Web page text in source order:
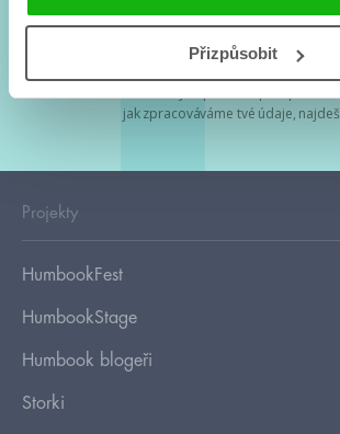
Přizpůsobit
Tvá e-mailová adresa je u nás v bezpečí. Přečti si
jak zpracováváme tvé údaje, najdeš
Projekty
HumbookFest
HumbookStage
Humbook blogeři
Storki